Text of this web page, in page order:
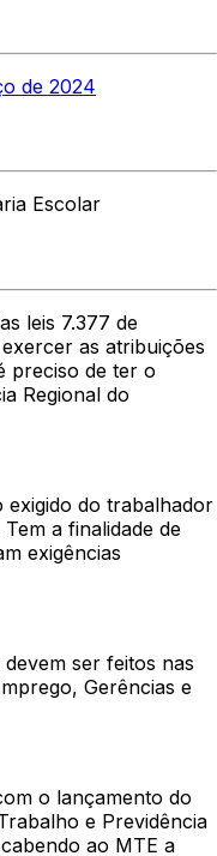
de 2024
Escolar
leis 7.377 de
as atribuições
preciso de ter o
Regional do
exigido do trabalhador
a finalidade de
exigências
ser feitos nas
Gerências e
o lançamento do
e Previdência
ao MTE a